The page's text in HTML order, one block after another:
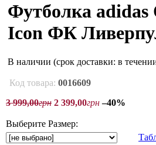
Футболка adidas
Icon ФК
В наличии (срок доставки: в
Код товара: 0016609
3 999,00грн 2 399,00грн –40%
Выберите Размер: